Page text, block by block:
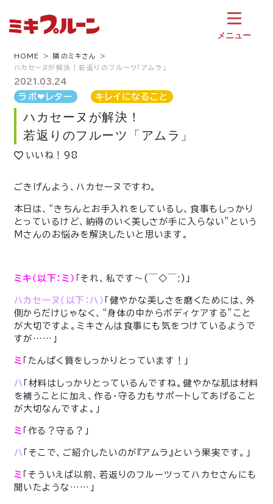
メニュー
HOME
隣のミキさん
ハカセーヌが解決！若返りのフルーツ「アムラ」
2021.03.24
ラボ❤︎レター キレイになること
ハカセーヌが解決！
若返りのフルーツ「アムラ」
いいね！ 98
ごきげんよう、ハカセーヌですわ。
本日は、“きちんとお手入れをしているし、食事もしっかり
とっているけど、納得のいく美しさが手に入らない”という
Mさんのお悩みを解決したいと思います。
ミキ（以下：ミ） 「それ、私です〜(￣◇￣;)」
ハカセーヌ（以下：ハ） 「健やかな美しさを磨くためには、外
側からだけじゃなく、“身体の中からボディケアする”こと
が大切ですよ。ミキさんは食事にも気をつけているようで
すが……」
ミ 「たんぱく質をしっかりとっています！」
ハ 「材料はしっかりとっているんですね。健やかな肌は材料
を補うことに加え、作る・守る力もサポートしてあげること
が大切なんですよ。」
ミ 「作る？守る？」
ハ 「そこで、ご紹介したいのが『アムラ』という果実です。」
ミ 「そういえば以前、若返りのフルーツってハカセさんにも
聞いたような……」